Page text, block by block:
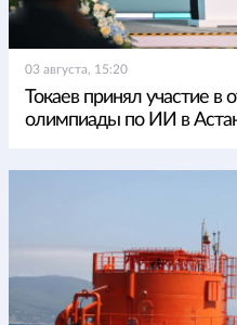
03 августа, 15:20
Токаев принял участие
олимпиады по ИИ в